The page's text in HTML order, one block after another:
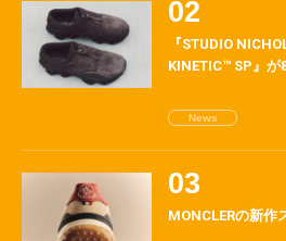
『STUDIO
KINETIC™ SP』が
News
MONCLERの新作